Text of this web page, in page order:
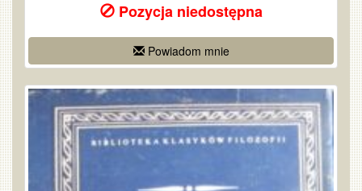
Pozycja niedostępna
Powiadom mnie